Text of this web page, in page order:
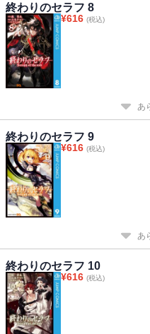
終わりのセラフ 8
¥616 (税込)
あ
終わりのセラフ 9
¥616 (税込)
あ
終わりのセラフ 10
¥616 (税込)